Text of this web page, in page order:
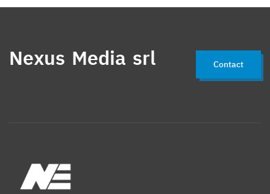
Nexus Media srl Contact